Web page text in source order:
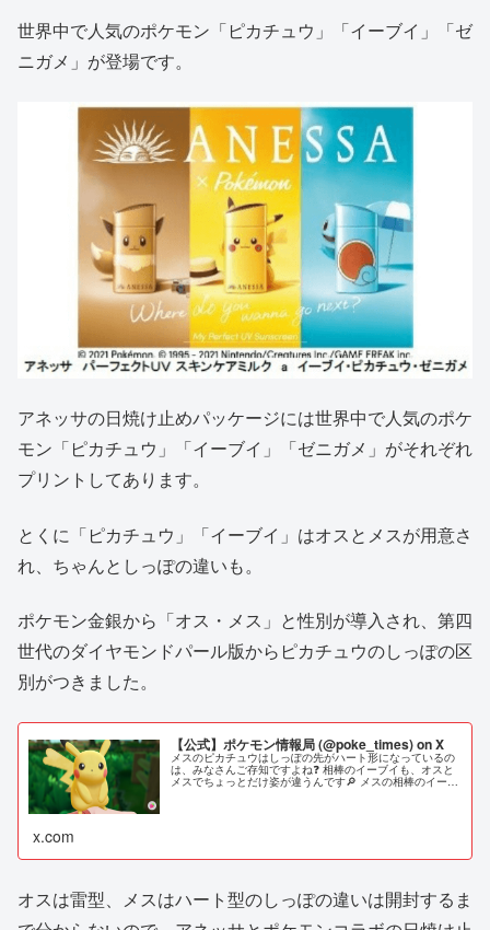
世界中で人気のポケモン「ピカチュウ」「イーブイ」「ゼ
ニガメ」が登場です。
アネッサの日焼け止めパッケージには世界中で人気のポケ
モン「ピカチュウ」「イーブイ」「ゼニガメ」がそれぞれ
プリントしてあります。
とくに「ピカチュウ」「イーブイ」はオスとメスが用意さ
れ、ちゃんとしっぽの違いも。
ポケモン金銀から「オス・メス」と性別が導入され、第四
世代のダイヤモンドパール版からピカチュウのしっぽの区
別がつきました。
【公式】ポケモン情報局 (@poke_times) on X
メスのピカチュウはしっぽの先がハート形になっているの
は、みなさんご存知ですよね❓ 相棒のイーブイも、オスと
メスでちょっとだけ姿が違うんです🔎 メスの相棒のイーブ
x.com
オスは雷型、メスはハート型のしっぽの違いは開封するま